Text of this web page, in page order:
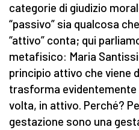
categorie di giudizio
“passivo” sia qualcosa
“attivo” conta; qui
metafisico: Maria
principio attivo che viene
trasforma
volta, in attivo. Perché?
gestazione sono una